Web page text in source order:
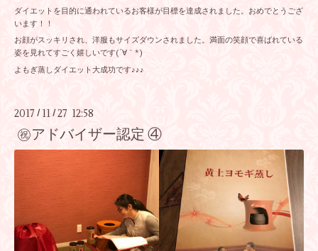
ダイエットを目的に通われているお客様が目標を達成されました。おめでとうござ
います！！
お顔がスッキリされ、洋服もサイズダウンされました。満面の笑顔で喜ばれている
姿を見れてすごく嬉しいです(´∀｀*)
よもぎ蒸しダイエット大成功です♪♪♪
2017 / 11 / 27 12:58
㊗️アドバイザー認定 ④